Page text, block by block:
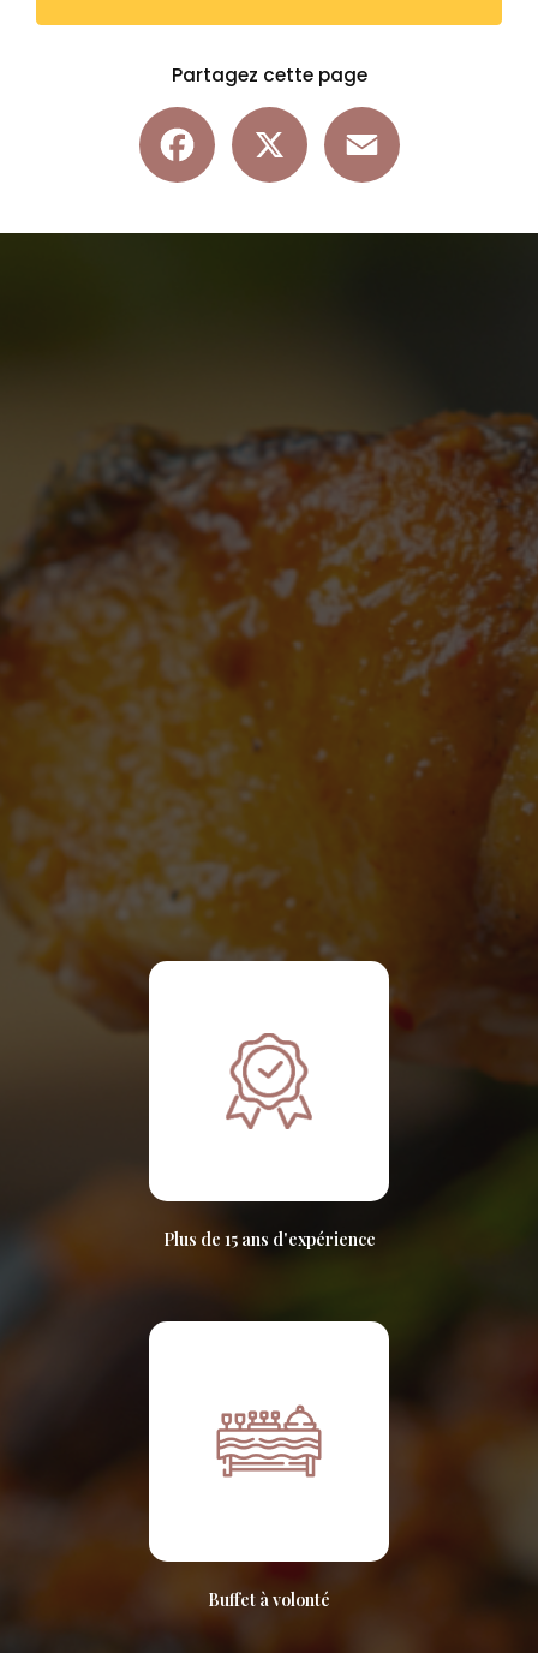
Partagez cette page
Facebook
Plus de 15 ans d'expérience
Buffet à volonté